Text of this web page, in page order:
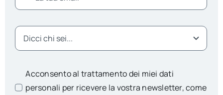
Acconsento al trattamento dei miei dati
personali per ricevere la vostra newsletter, come